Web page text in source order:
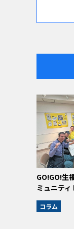
GO!GO!生
ミュニテ
コラム